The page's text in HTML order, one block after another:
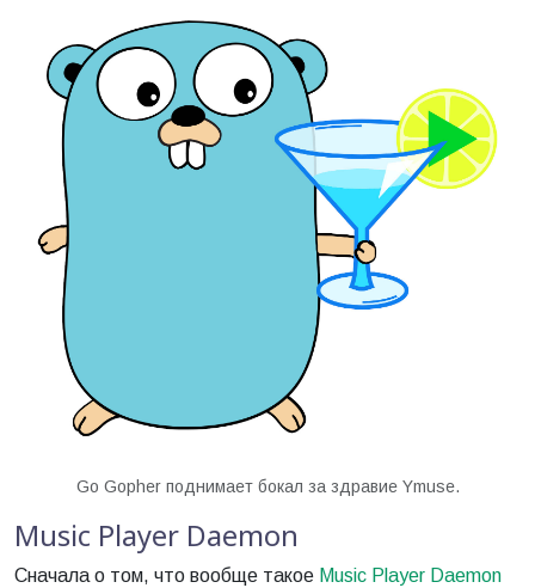
Go Gopher поднимает бокал за здравие Ymuse.
Music Player Daemon
Сначала о том, что вообще такое Music Player Daemon